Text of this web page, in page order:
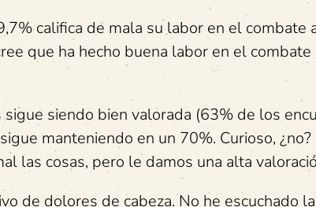
califica de mala su labor en el combate
que ha hecho buena labor en el combate
siendo bien valorada (63% de los
manteniendo en un 70%. Curioso,
las cosas, pero le damos una alta
de dolores de cabeza. No he escuchado